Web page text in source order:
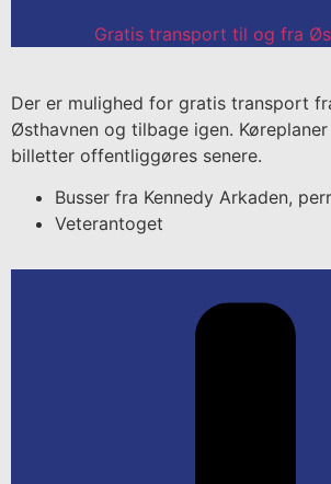
Gratis transport til og fra
Der er mulighed for gratis transport
Østhavnen og tilbage igen.
billetter offentliggøres senere.
Busser fra Kennedy Arkaden,
Veterantoget